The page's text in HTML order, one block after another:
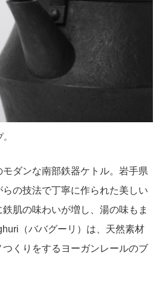
ダンな南部鉄器ケトル。岩手県
の技法で丁寧に作られた美しい
肌の味わいが増し、湯の味もま
（ババグーリ）は、天然素材
くりをするヨーガンレールのブ